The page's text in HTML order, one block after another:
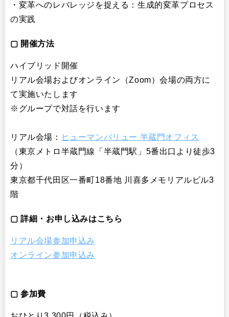
・変革へのレバレッジを捉える：生成的変革プロセス
の実践
▢ 開催方法
ハイブリッド開催
リアル会場およびオンライン（Zoom）会場の両方に
て実施いたします
※グループで対話を行います
リアル会場：
ヒューマンバリュー 半蔵門オフィス
（東京メトロ半蔵門線「半蔵門駅」5番出口より徒歩3
分）
東京都千代田区一番町18番地 川喜多メモリアルビル3
階
▢ 詳細・お申し込みはこちら
リアル会場参加申込み
オンライン参加申込み
▢ 参加費